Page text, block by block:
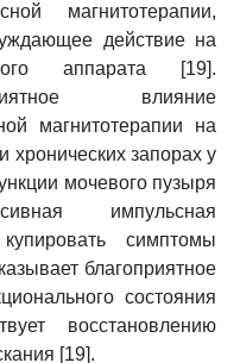
магнитотерапии,
действие на
аппарата [19].
влияние
магнитотерапии на
хронических запорах у
мочевого пузыря
импульсная
симптомы
благоприятное
состояния
восстановлению
[19].